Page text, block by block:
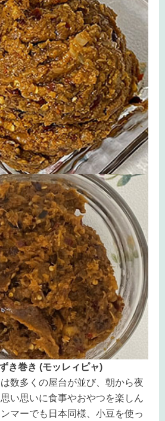
き巻き (モッレィピャ)
数多くの屋台が並び、朝から夜
い思いに食事やおやつを楽しん
マーでも日本同様、小豆を使っ